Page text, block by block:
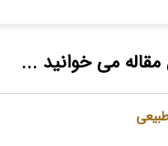
می خوانید ...